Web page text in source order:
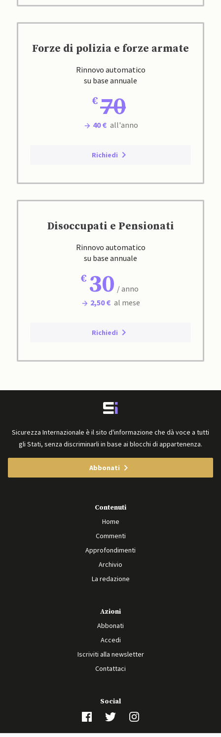
Forze di polizia e forze armate
Rinnovo automatico
su base annuale
70
40 € all'anno
Richiedi
Disoccupati e Pensionati
Rinnovo automatico
su base annuale
30 / anno
2,50 € al mese
Richiedi
Sicurezza Internazionale è il sito d'informazione che dà voce a tutti
gli Stati, senza discriminarli in base ai blocchi di appartenenza.
Abbonati
Contenuti
Home
Commenti
Approfondimenti
Archivio
La redazione
Azioni
Abbonati
Accedi
Iscriviti alla newsletter
Contattaci
Social